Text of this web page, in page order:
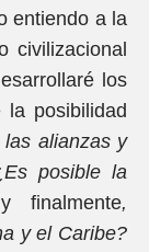
entiendo a la
civilizacional
los
posibilidad
alianzas y
posible la
finalmente,
y el Caribe?